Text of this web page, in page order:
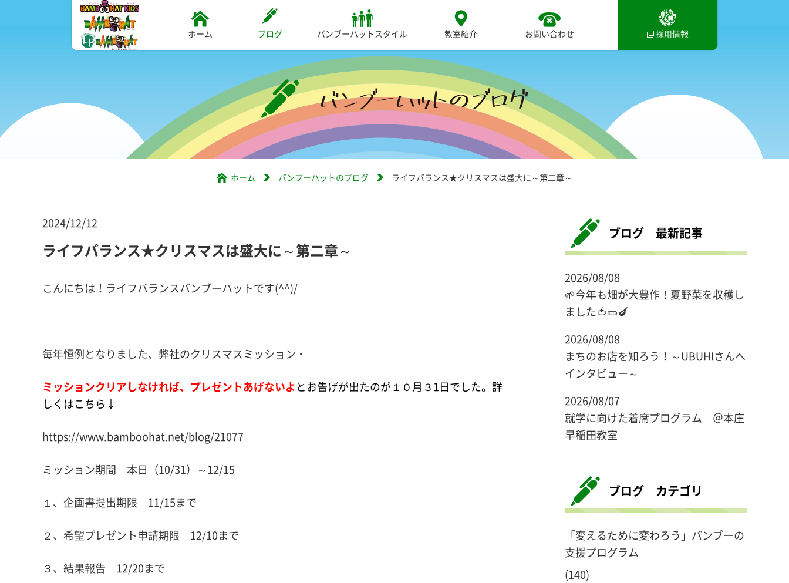
ホーム ブログ バンブーハットスタイル 教室紹介 お問い合わせ 採用情報
ホーム バンブーハットのブログ ライフバランス★クリスマスは盛大に～第二章～
2024/12/12
ライフバランス★クリスマスは盛大に～第二章～
こんにちは！ライフバランスバンブーハットです(^^)/
毎年恒例となりました、弊社のクリスマスミッション・
ミッションクリアしなければ、プレゼントあげないよとお告げが出たのが１０月３1日でした。詳
しくはこちら↓
https://www.bamboohat.net/blog/21077
ミッション期間 本日（10/31）～12/15
１、企画書提出期限 11/15まで
２、希望プレゼント申請期限 12/10まで
３、結果報告 12/20まで
ブログ 最新記事
2026/08/08
🌱今年も畑が大豊作！夏野菜を収穫し
ました🍅🥒🍆
2026/08/08
まちのお店を知ろう！～UBUHIさんへ
インタビュー～
2026/08/07
就学に向けた着席プログラム ＠本庄
早稲田教室
ブログ カテゴリ
「変えるために変わろう」バンブーの
支援プログラム
(140)